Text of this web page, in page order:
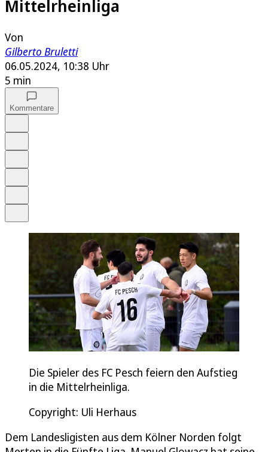
Mittelrheinliga
Von
Gilberto Bruletti
06.05.2024, 10:38 Uhr
5 min
Kommentare
Die Spieler des FC Pesch feiern den Aufstieg
in die Mittelrheinliga.
Copyright: Uli Herhaus
Dem Landesligisten aus dem Kölner Norden folgt